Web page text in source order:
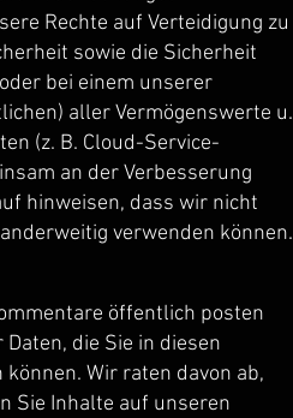
Rechte auf Verteidigung zu
sowie die Sicherheit
bei einem unserer
aller Vermögenswerte u.
(z. B. Cloud-Service-
an der Verbesserung
hinweisen, dass wir nicht
verwenden können.
öffentlich posten
die Sie in diesen
Wir raten davon ab,
Sie Inhalte auf unseren